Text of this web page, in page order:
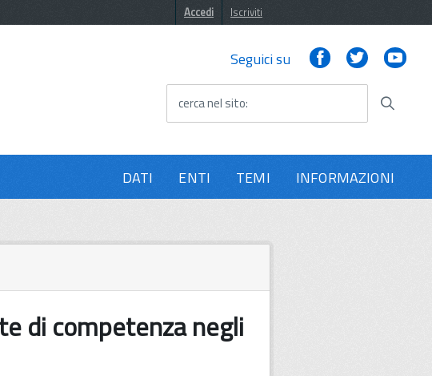
Accedi Iscriviti
Seguici su FacebookTwitter
cerca nel sito
DATI ENTI TEMI INFORMAZIONI
di competenza negli